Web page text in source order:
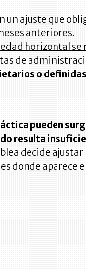
un ajuste que
anteriores.
horizontal se
de
o
pueden
resulta
decide
donde aparece